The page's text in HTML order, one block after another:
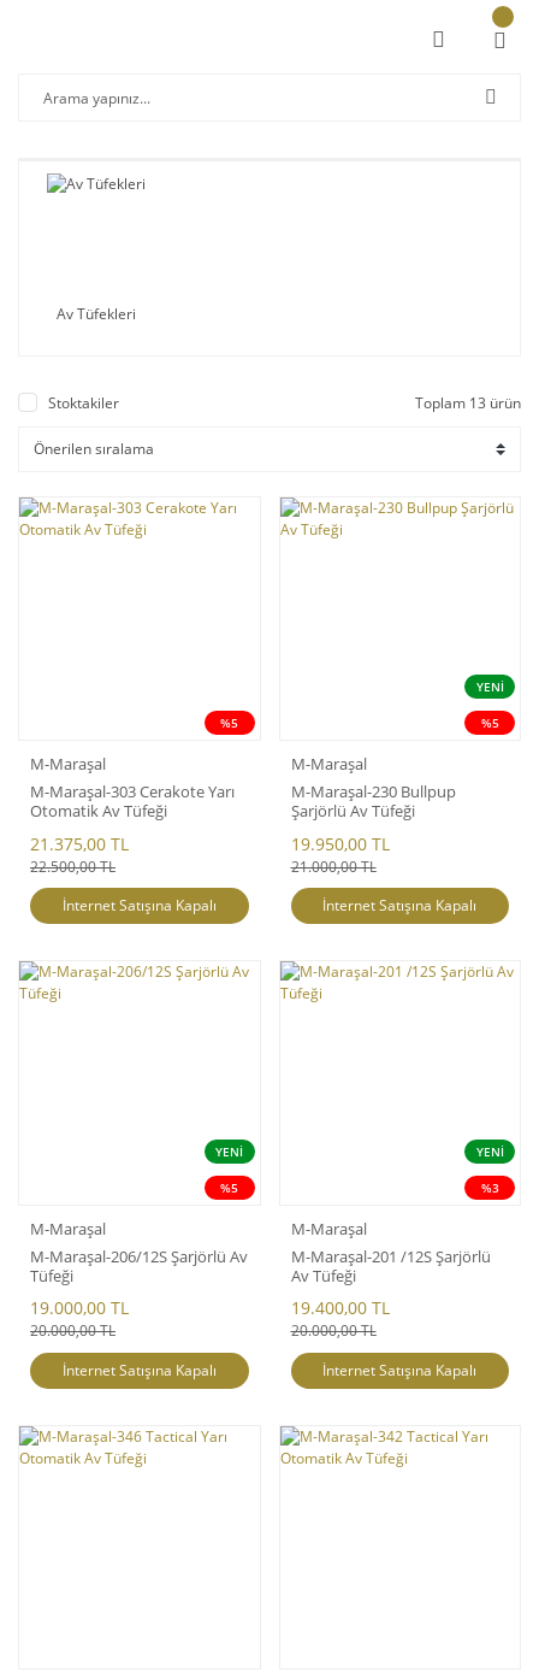
Av Tüfekleri
Stoktakiler Toplam 13 ürün
%5
M-Maraşal
M-Maraşal-303 Cerakote Yarı
Otomatik Av Tüfeği
21.375,00 TL
22.500,00 TL
İnternet Satışına Kapalı
YENİ
%5
M-Maraşal
M-Maraşal-230 Bullpup
Şarjörlü Av Tüfeği
19.950,00 TL
21.000,00 TL
İnternet Satışına Kapalı
YENİ
%5
M-Maraşal
M-Maraşal-206/12S Şarjörlü Av
Tüfeği
19.000,00 TL
20.000,00 TL
İnternet Satışına Kapalı
YENİ
%3
M-Maraşal
M-Maraşal-201 /12S Şarjörlü
Av Tüfeği
19.400,00 TL
20.000,00 TL
İnternet Satışına Kapalı